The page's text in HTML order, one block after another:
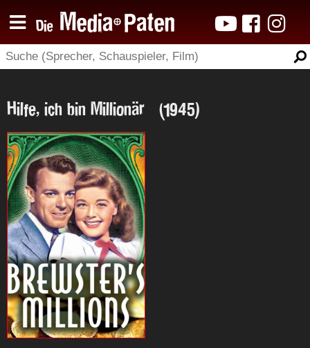
Hilfe, ich bin Millionär (1945)